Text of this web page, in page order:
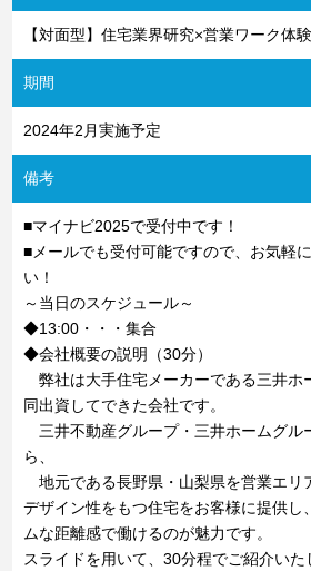
【対面型】住宅業界研究×営業ワーク体験
期間
2024年2月実施予定
備考
■マイナビ2025で受付中です！
■メールでも受付可能ですので、お気軽
い！
～当日のスケジュール～
◆13:00・・・集合
◆会社概要の説明（30分）
弊社は大手住宅メーカーである三井ホ
同出資してできた会社です。
三井不動産グループ・三井ホームグル
ら、
地元である長野県・山梨県を営業エリ
デザイン性をもつ住宅をお客様に提供し
ムな距離感で働けるのが魅力です。
スライドを用いて、30分程でご紹介いた